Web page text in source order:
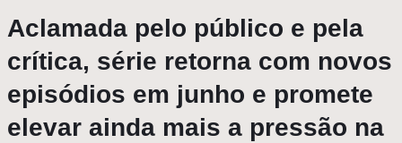
Aclamada pelo público e pela
crítica, série retorna com novos
episódios em junho e promete
elevar ainda mais a pressão na